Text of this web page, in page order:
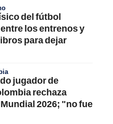
del fútbol
los entrenos y
para dejar
jugador de
rechaza
2026; "no fue